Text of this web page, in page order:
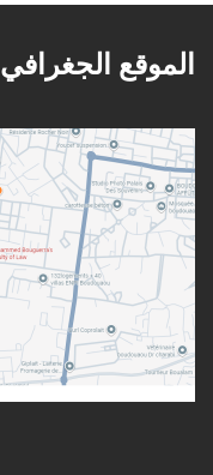
الموقع الجغرافي